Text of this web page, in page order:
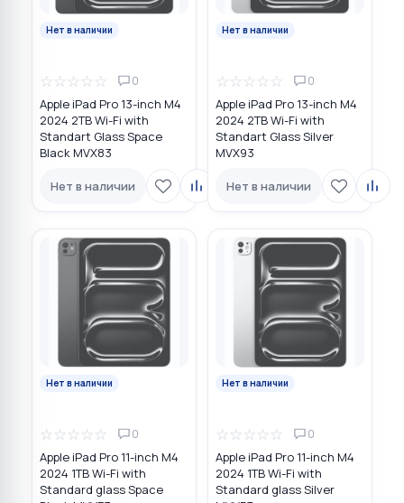
Нет в наличии
☆☆☆☆☆ 0
Apple iPad Pro 13-inch M4
2024 2TB Wi-Fi with
Standart Glass Space
Black MVX83
Нет в наличии
Нет в наличии
☆☆☆☆☆ 0
Apple iPad Pro 13-inch M4
2024 2TB Wi-Fi with
Standart Glass Silver
MVX93
Нет в наличии
Нет в наличии
☆☆☆☆☆ 0
Apple iPad Pro 11-inch M4
2024 1TB Wi-Fi with
Standard glass Space
Нет в наличии
☆☆☆☆☆ 0
Apple iPad Pro 11-inch M4
2024 1TB Wi-Fi with
Standard glass Silver